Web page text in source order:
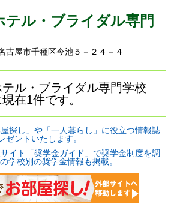
テル・ブライダル専門
古屋市千種区今池５－２４－４
ル・ブライダル専門学校
在1件です。
探し」や「一人暮らし」に役立つ情報誌
ゼントいたします。
イト「奨学金ガイド」で奨学金制度を調
学校別の奨学金情報も掲載。